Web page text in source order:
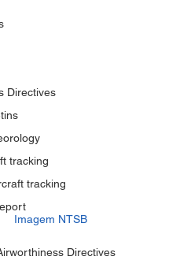
Directives
tracking
tracking
Directives
Imagem NTSB